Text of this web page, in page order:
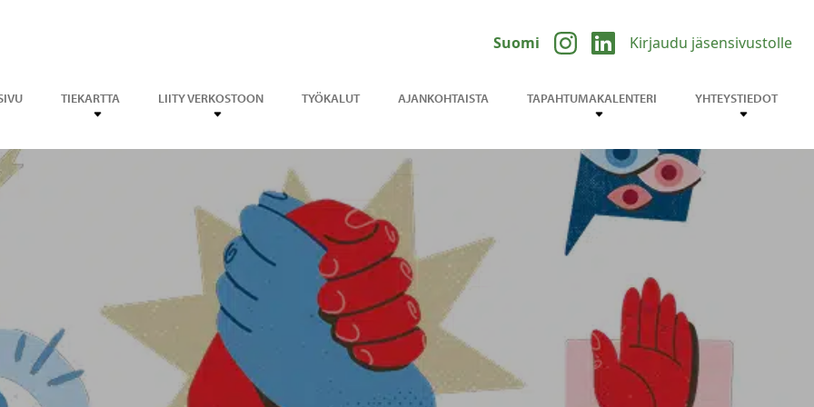
TIEKARTTA LIITY VERKOSTOON TYÖKALUT AJANKOHTAISTA TAPAHTUMAKALENTERI YHTEYSTIEDOT
Suomi Kirjaudu jäsensivustolle